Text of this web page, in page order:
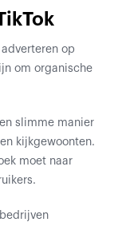
op
om organische
slimme manier
kijkgewoonten.
moet naar